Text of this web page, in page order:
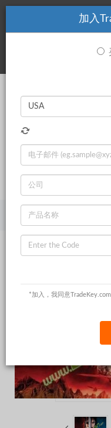
看起來你不是
百萬的進口商和出
加入
*加入，我同意TradeKey.com
产品
其他DVD播放机和家庭影院